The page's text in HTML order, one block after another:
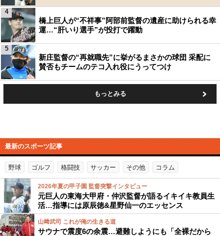
橋上巨人が“不祥事”阿部前監督の遺産に助けられる幸
運…“肝いり選手”が投打で躍動
4
新庄監督の“再就職先”に挙がるまさかの球団 采配に
賛否もチームのテコ入れ役にうってつけ
5
もっとみる
最新のスポーツ記事
野球 ゴルフ 格闘技 サッカー その他 コラム
2026年夏の甲子園 監督突撃インタビュー
元巨人の東海大甲府・仲沢監督が語るイキイキ教員生
活…指導には原辰徳&星野仙一のエッセンス
山﨑武司 これが俺の生きる道
サウナで震度6の余震…避難しようにも「全裸だから